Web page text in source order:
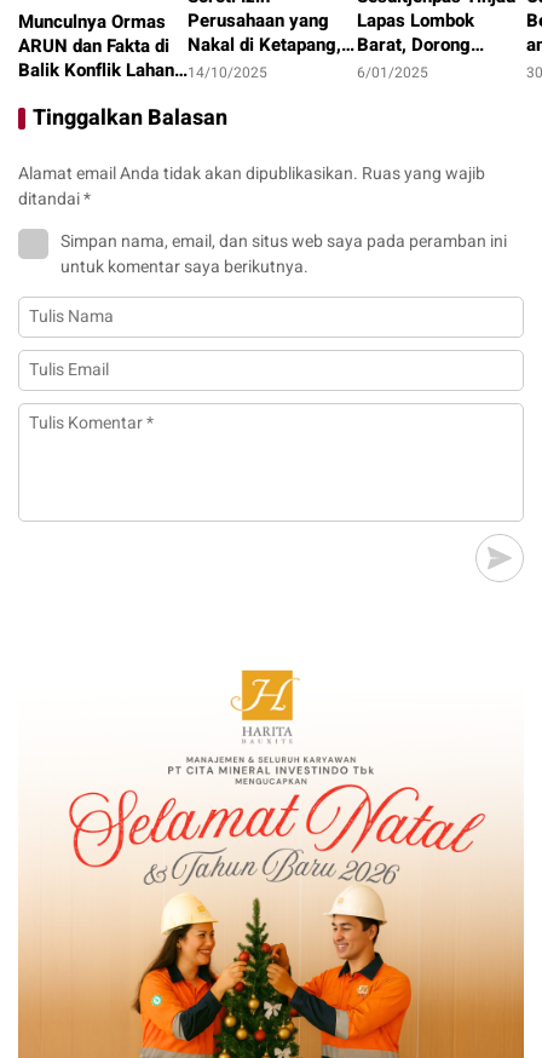
Munculnya Ormas
ARUN dan Fakta di
Balik Konflik Lahan
Perusahaan yang
Nakal di Ketapang,
LAKI : Lahan Jadi
Tanggung Jawab?
14/10/2025
Lapas Lombok
Barat, Dorong
Optimalisasi
6/01/2025
Tinggalkan Balasan
Alamat email Anda tidak akan dipublikasikan. Ruas yang wajib
ditandai*
Simpan nama, email, dan situs web saya pada peramban ini
untuk komentar saya berikutnya.